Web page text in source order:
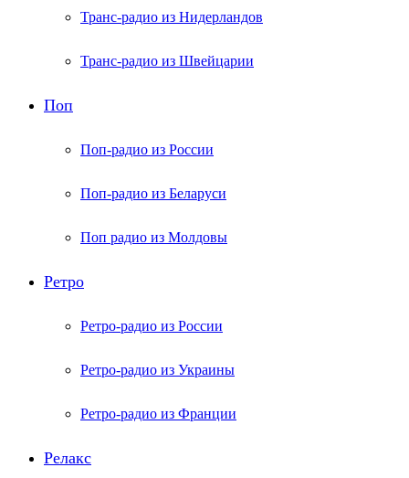
Транс-радио из Нидерландов
Транс-радио из Швейцарии
Поп
Поп-радио из России
Поп-радио из Беларуси
Поп радио из Молдовы
Ретро
Ретро-радио из России
Ретро-радио из Украины
Ретро-радио из Франции
Релакс